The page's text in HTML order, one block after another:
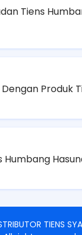
Tiens
Produk
Humbang
TIENS